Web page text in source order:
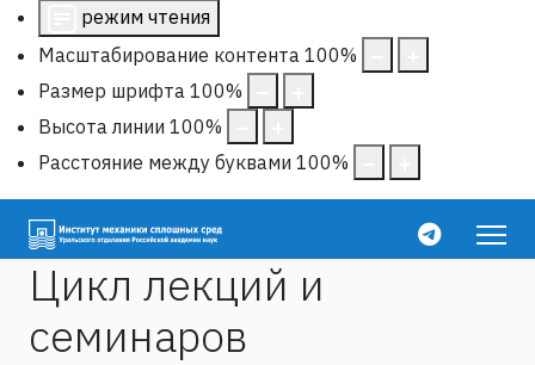
режим чтения
Масштабирование контента 100%
Размер шрифта 100%
Высота линии 100%
Расстояние между буквами 100%
Цикл лекций и
семинаров